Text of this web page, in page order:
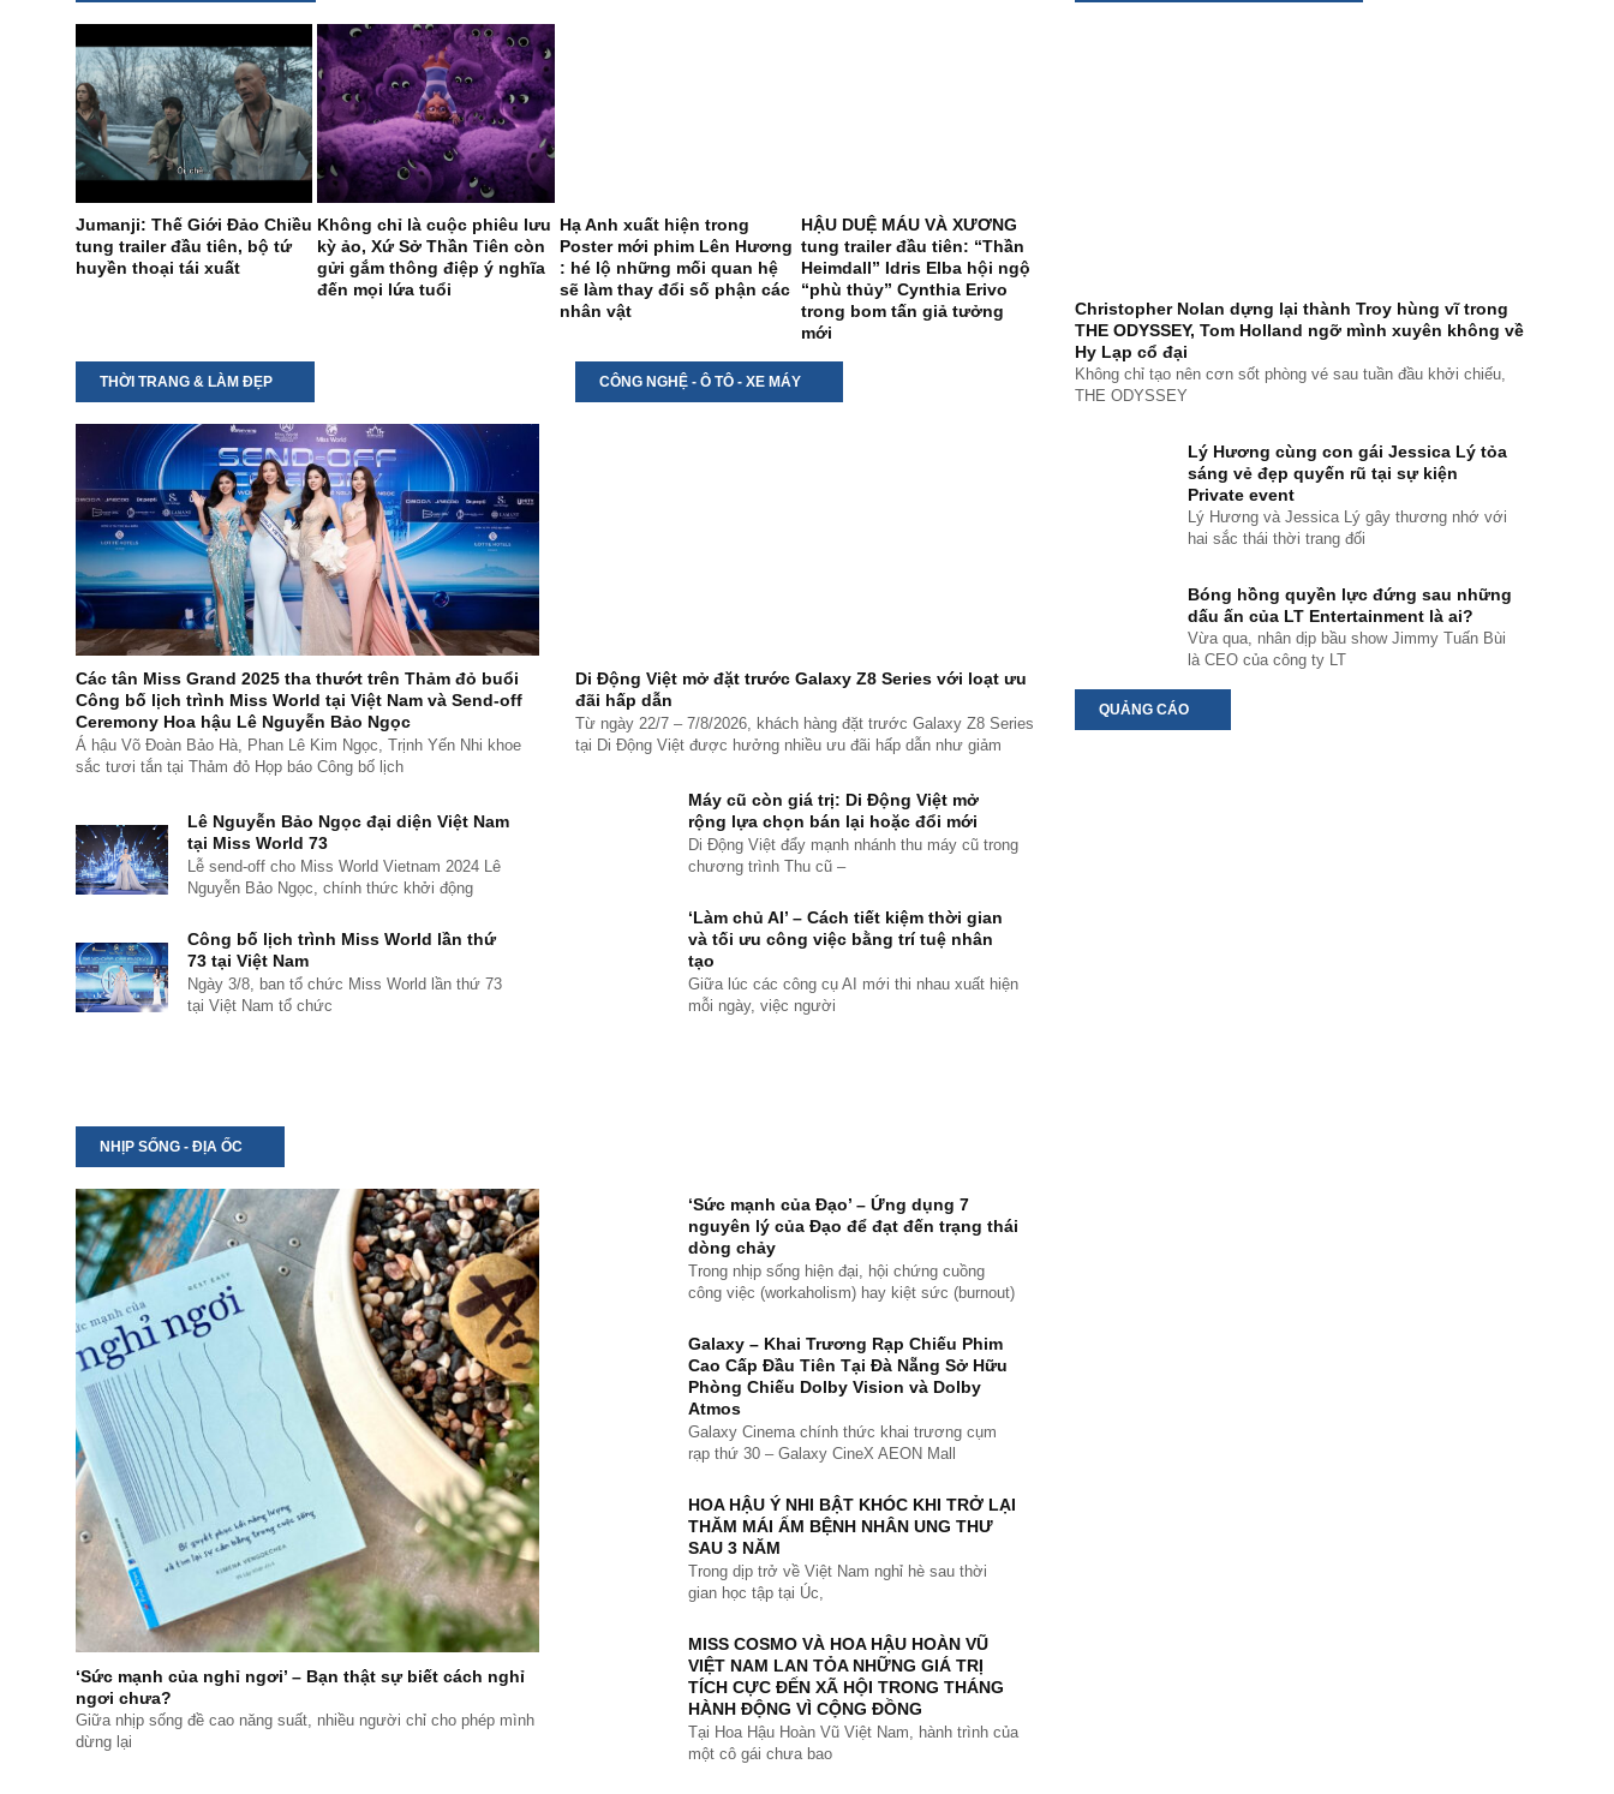
Jumanji: Thế Giới Đảo Chiều
tung trailer đầu tiên, bộ tứ
huyền thoại tái xuất
Không chỉ là cuộc phiêu lưu
kỳ ảo, Xứ Sở Thần Tiên còn
gửi gắm thông điệp ý nghĩa
đến mọi lứa tuổi
Hạ Anh xuất hiện trong
Poster mới phim Lên Hương
: hé lộ những mối quan hệ
sẽ làm thay đổi số phận các
nhân vật
HẬU DUỆ MÁU VÀ XƯƠNG
tung trailer đầu tiên: “Thần
Heimdall” Idris Elba hội ngộ
“phù thủy” Cynthia Erivo
trong bom tấn giả tưởng
mới
DAY (KHỞI ĐẦU MỚI)
THỜI TRANG & LÀM ĐẸP
Các tân Miss Grand 2025 tha thướt trên Thảm đỏ buổi
Công bố lịch trình Miss World tại Việt Nam và Send-off
Ceremony Hoa hậu Lê Nguyễn Bảo Ngọc
Á hậu Võ Đoàn Bảo Hà, Phan Lê Kim Ngọc, Trịnh Yến Nhi khoe
sắc tươi tắn tại Thảm đỏ Họp báo Công bố lịch
Lê Nguyễn Bảo Ngọc đại diện Việt Nam
tại Miss World 73
Lễ send-off cho Miss World Vietnam 2024 Lê
Nguyễn Bảo Ngọc, chính thức khởi động
Công bố lịch trình Miss World lần thứ
73 tại Việt Nam
Ngày 3/8, ban tổ chức Miss World lần thứ 73
tại Việt Nam tổ chức
CÔNG NGHỆ - Ô TÔ - XE MÁY
Di Động Việt mở đặt trước Galaxy Z8 Series với loạt ưu
đãi hấp dẫn
Từ ngày 22/7 – 7/8/2026, khách hàng đặt trước Galaxy Z8 Series
tại Di Động Việt được hưởng nhiều ưu đãi hấp dẫn như giảm
Máy cũ còn giá trị: Di Động Việt mở
rộng lựa chọn bán lại hoặc đổi mới
Di Động Việt đẩy mạnh nhánh thu máy cũ trong
chương trình Thu cũ –
‘Làm chủ AI’ – Cách tiết kiệm thời gian
và tối ưu công việc bằng trí tuệ nhân
tạo
Giữa lúc các công cụ AI mới thi nhau xuất hiện
mỗi ngày, việc người
NHỊP SỐNG - ĐỊA ỐC
‘Sức mạnh của nghỉ ngơi’ – Bạn thật sự biết cách nghỉ
ngơi chưa?
Giữa nhịp sống đề cao năng suất, nhiều người chỉ cho phép mình
dừng lại
‘Sức mạnh của Đạo’ – Ứng dụng 7
nguyên lý của Đạo để đạt đến trạng thái
dòng chảy
Trong nhịp sống hiện đại, hội chứng cuồng
công việc (workaholism) hay kiệt sức (burnout)
Galaxy – Khai Trương Rạp Chiếu Phim
Cao Cấp Đầu Tiên Tại Đà Nẵng Sở Hữu
Phòng Chiếu Dolby Vision và Dolby
Atmos
Galaxy Cinema chính thức khai trương cụm
rạp thứ 30 – Galaxy CineX AEON Mall
HOA HẬU Ý NHI BẬT KHÓC KHI TRỞ LẠI
THĂM MÁI ẤM BỆNH NHÂN UNG THƯ
SAU 3 NĂM
Trong dịp trở về Việt Nam nghỉ hè sau thời
gian học tập tại Úc,
MISS COSMO VÀ HOA HẬU HOÀN VŨ
VIỆT NAM LAN TỎA NHỮNG GIÁ TRỊ
TÍCH CỰC ĐẾN XÃ HỘI TRONG THÁNG
HÀNH ĐỘNG VÌ CỘNG ĐỒNG
Tại Hoa Hậu Hoàn Vũ Việt Nam, hành trình của
một cô gái chưa bao
Christopher Nolan dựng lại thành Troy hùng vĩ trong
THE ODYSSEY, Tom Holland ngỡ mình xuyên không về
Hy Lạp cổ đại
Không chỉ tạo nên cơn sốt phòng vé sau tuần đầu khởi chiếu,
THE ODYSSEY
Lý Hương cùng con gái Jessica Lý tỏa
sáng vẻ đẹp quyến rũ tại sự kiện
Private event
Lý Hương và Jessica Lý gây thương nhớ với
hai sắc thái thời trang đối
Bóng hồng quyền lực đứng sau những
dấu ấn của LT Entertainment là ai?
Vừa qua, nhân dịp bầu show Jimmy Tuấn Bùi
là CEO của công ty LT
QUẢNG CÁO